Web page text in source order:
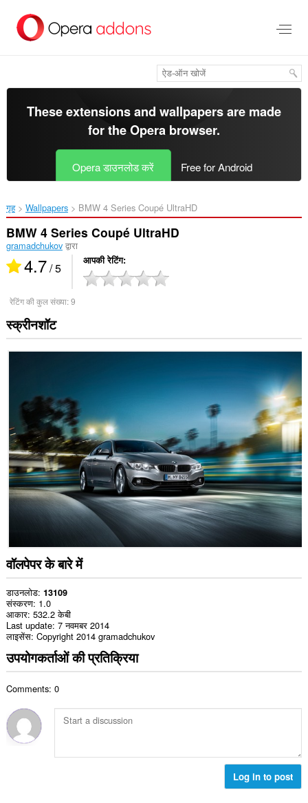
सामग्री
These extensions and wallpapers are made
for theOpera browser.
Opera डाउनलोड करें Free for Android
गृह Wallpapers BMW 4 Series Coupé UltraHD‎
BMW 4 Series Coupé UltraHD
gramadchukovद्वारा
4.7/ 5 आपकी रेटिंग
रेटिंग की कुल संख्या:9
स्क्रीनशॉट
वॉलपेपर के बारे में
डाउनलोड 13109
संस्करण 1.0
आकार 532.2 केबी
Last update 7 नवमबर 2014
लाइसेंस Copyright 2014 gramadchukov
उपयोगकर्ताओं की प्रतिक्रिया
Comments: 0
Log in to post